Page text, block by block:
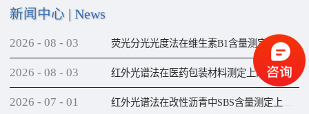
新闻中心 News
荧光分光光度法在维生素B1含量测定上的应用
2026 - 08 - 03
红外光谱法在医药包装材料测定上的应用
2026 - 08 - 03
红外光谱法在改性沥青中SBS含量测定上的应用
2026 - 07 - 01